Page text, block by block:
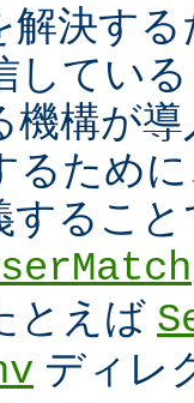
解決す
してい
機構が
るため
するこ
とえば
ディレ